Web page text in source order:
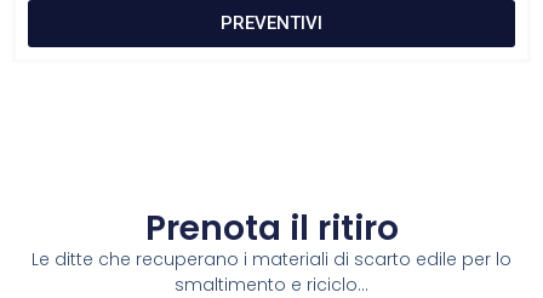
PREVENTIVI
Prenota il ritiro
Le ditte che recuperano i materiali di scarto edile per lo
smaltimento e riciclo...